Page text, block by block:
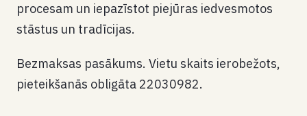
procesam un iepazīstot piejūras iedvesmotos
stāstus un tradīcijas.
Bezmaksas pasākums. Vietu skaits ierobežots,
pieteikšanās obligāta 22030982.